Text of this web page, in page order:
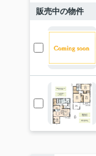
販売中の物件